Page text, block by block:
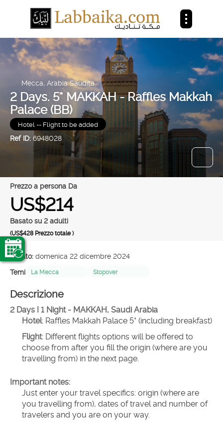
Mecca, Arabia Saudita
2 Days. 5* MAKKAH - Raffles Makkah
Palace (BB)
Hotel -- Flight to be added
Ref ID: 6948028
prezzo a persona Da
US$214
Basato su 2 adulti
(US$428 Prezzo totale)
Creato: domenica 22 dicembre 2024
Temi
La Mecca Stopover
Descrizione
2 Days I 1 Night - MAKKAH, Saudi Arabia
Hotel: Raffles Makkah Palace 5* (including breakfast)
Flight: Different flights options will be offered to
choose from after you fill the origin (where are you
travelling from) in the next page.
Important notes:
Just enter your travel specifics: origin (where are
you travelling from), dates of travel and number of
travelers and you are on your way.